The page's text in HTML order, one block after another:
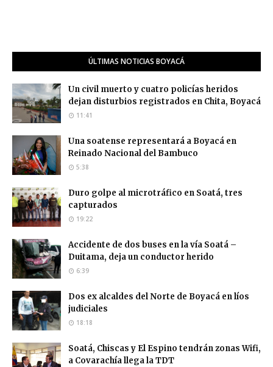
ÚLTIMAS NOTICIAS BOYACÁ
Un civil muerto y cuatro policías heridos
dejan disturbios registrados en Chita, Boyacá
11:41
Una soatense representará a Boyacá en
Reinado Nacional del Bambuco
5:38
Duro golpe al microtráfico en Soatá, tres
capturados
19:22
Accidente de dos buses en la vía Soatá –
Duitama, deja un conductor herido
6:39
Dos ex alcaldes del Norte de Boyacá en líos
judiciales
18:18
Soatá, Chiscas y El Espino tendrán zonas Wifi,
a Covarachía llega la TDT